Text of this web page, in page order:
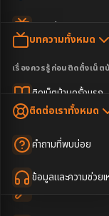
เน็ตบ้าน 2Gbps
เน็ตบ้านพร้อมกล่องทีวี
เน็ตบ้าน + Netflix
เน็ตบ้าน + บริการเสริม
เน็ตบ้านแรงทุกชั้น
AIS Play Box
Dongle เน็ตสำรอง
บทความทั้งหมด
เรื่องควรรู้ก่อนติดตั้งเน็ต
ติดเน็ตบ้านครั้งแรก
เทคนิคขอคิวช่างได้ไว
ข่าวสาร
ติดต่อเราทั้งหมด
คำถามที่พบบ่อย
ข้อมูลและความช่วย
🇹🇭🇬🇧
3BB & AIS Fibre